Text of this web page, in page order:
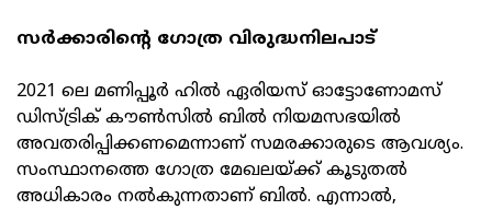
സര്‍ക്കാരിന്റെ ഗോത്ര വിരുദ്ധനിലപാട്
2021 ലെ മണിപ്പൂര്‍ ഹില്‍ ഏരിയസ് ഓട്ടോണോമസ്
ഡിസ്ട്രിക് കൗണ്‍സില്‍ ബില്‍ നിയമസഭയില്‍
അവതരിപ്പിക്കണമെന്നാണ് സമരക്കാരുടെ ആവശ്യം.
സംസ്ഥാനത്തെ ഗോത്ര മേഖലയ്ക്ക് കൂടുതല്‍
അധികാരം നല്‍കുന്നതാണ് ബില്‍. എന്നാല്‍,